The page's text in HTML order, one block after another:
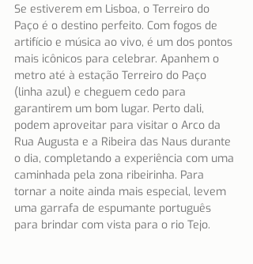
Se estiverem em Lisboa, o Terreiro do
Paço é o destino perfeito. Com fogos de
artifício e música ao vivo, é um dos pontos
mais icônicos para celebrar. Apanhem o
metro até à estação Terreiro do Paço
(linha azul) e cheguem cedo para
garantirem um bom lugar. Perto dali,
podem aproveitar para visitar o Arco da
Rua Augusta e a Ribeira das Naus durante
o dia, completando a experiência com uma
caminhada pela zona ribeirinha. Para
tornar a noite ainda mais especial, levem
uma garrafa de espumante português
para brindar com vista para o rio Tejo.